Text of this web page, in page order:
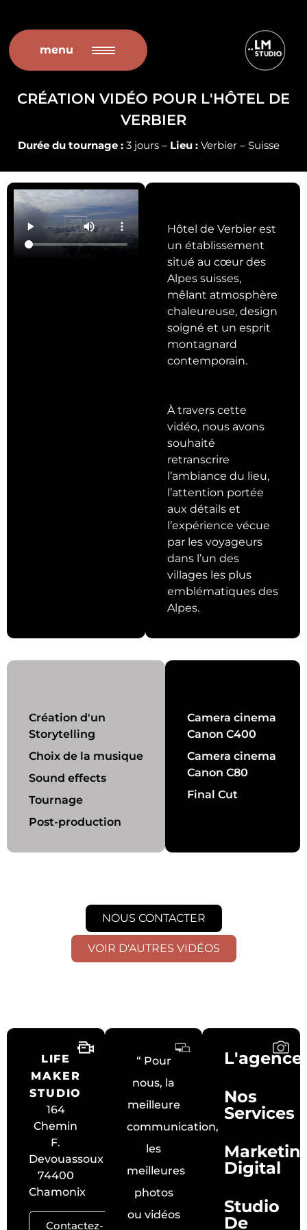
Aller
contenu
menu
CRÉATION VIDÉO POUR L'HÔTEL DE
VERBIER
Durée du tournage : 3 jours – Lieu : Verbier – Suisse
Hôtel de Verbier est
un établissement
situé au cœur des
Alpes suisses,
mêlant atmosphère
chaleureuse, design
soigné et un esprit
montagnard
contemporain.
À travers cette
vidéo, nous avons
souhaité
retranscrire
l’ambiance du lieu,
l’attention portée
aux détails et
l’expérience vécue
par les voyageurs
dans l’un des
villages les plus
emblématiques des
Alpes.
Création d'un
Storytelling
Choix de la musique
Sound effects
Tournage
Post-production
Camera cinema
Canon C400
Camera cinema
Canon C80
Final Cut
NOUS CONTACTER
VOIR D'AUTRES VIDÉOS
L'agence
Nos
Services
Digital
Studio
De
LIFE
MAKER
STUDIO
164
Chemin
F.
Devouassoux
74400
Chamonix
Contactez-
“ Pour
nous, la
meilleure
communication,
les
meilleures
photos
ou vidéos